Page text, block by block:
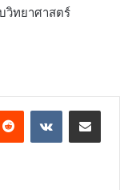
วิทยาศาสตร์
Reddit VKontakteShare via Email